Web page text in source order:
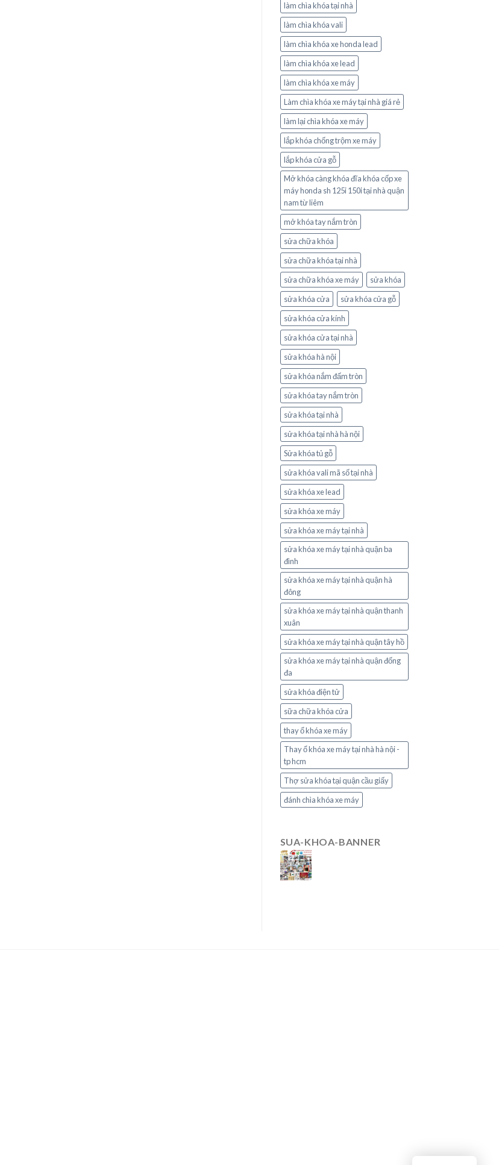
làm chìa khóa tại nhà
làm chìa khóa vali
làm chìa khóa xe honda lead
làm chìa khóa xe lead
làm chìa khóa xe máy
Làm chìa khóa xe máy tại nhà giá rẻ
làm lại chìa khóa xe máy
lắp khóa chống trộm xe máy
lắp khóa cửa gỗ
Mở khóa càng khóa đĩa khóa cốp xe
máy honda sh 125i 150i tại nhà quận
nam từ liêm
mở khóa tay nắm tròn
sửa chữa khóa
sửa chữa khóa tại nhà
sửa chữa khóa xe máy
sửa khóa
sửa khóa cửa
sửa khóa cửa gỗ
sửa khóa cửa kính
sửa khóa cửa tại nhà
sửa khóa hà nội
sửa khóa nắm đấm tròn
sửa khóa tay nắm tròn
sửa khóa tại nhà
sửa khóa tại nhà hà nội
Sửa khóa tủ gỗ
sửa khóa vali mã số tại nhà
sửa khóa xe lead
sửa khóa xe máy
sửa khóa xe máy tại nhà
sửa khóa xe máy tại nhà quận ba
đình
sửa khóa xe máy tại nhà quận hà
đông
sửa khóa xe máy tại nhà quận thanh
xuân
sửa khóa xe máy tại nhà quận tây hồ
sửa khóa xe máy tại nhà quận đống
đa
sửa khóa điện tử
sữa chữa khóa cửa
thay ổ khóa xe máy
Thay ổ khóa xe máy tại nhà hà nội -
tp hcm
Thợ sửa khóa tại quận cầu giấy
đánh chìa khóa xe máy
SUA-KHOA-BANNER